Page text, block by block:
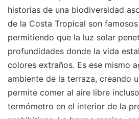
historias de una biodiversidad
de la Costa Tropical son
permitiendo que la luz solar
profundidades donde la vida
colores extraños. Es ese mismo
ambiente de la terraza, creando
permite comer al aire libre
termómetro en el interior de la